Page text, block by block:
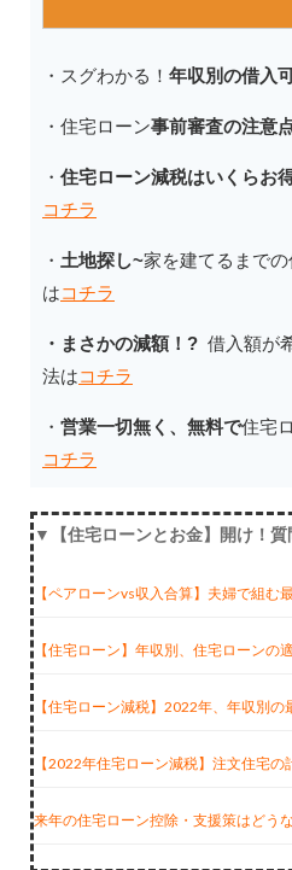
・スグわかる！ 年収別の借入
・住宅ローン事前審査の注意
・ 住宅ローン減税はいくらお
コチラ
・ 土地探し~家を建てるまでの
はコチラ
・まさかの減額！? 借入額が
法はコチラ
・ 営業一切無く、無料で住宅
コチラ
▼【住宅ローンとお金】開け！質
【ペアローンvs収入合算】夫婦で組
【住宅ローン】年収別、住宅ローンの
【住宅ローン減税】2022年、年収別
【2022年住宅ローン減税】注文住宅
来年の住宅ローン控除・支援策はどう